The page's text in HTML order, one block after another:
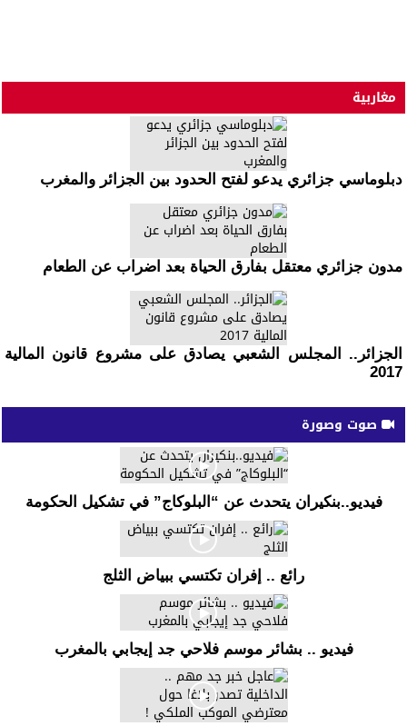
مغاربية
دبلوماسي جزائري يدعو لفتح الحدود بين الجزائر والمغرب
مدون جزائري معتقل بفارق الحياة بعد اضراب عن الطعام
الجزائر.. المجلس الشعبي يصادق على مشروع قانون المالية
2017
صوت وصورة
فيديو..بنكيران يتحدث عن “البلوكاج” في تشكيل الحكومة
رائع .. إفران تكتسي ببياض الثلج
فيديو .. بشائر موسم فلاحي جد إيجابي بالمغرب